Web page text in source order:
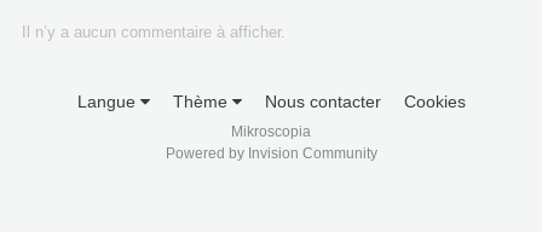
Il n’y a aucun commentaire à afficher.
Langue Thème Nous contacter Cookies
Mikroscopia
Powered by Invision Community